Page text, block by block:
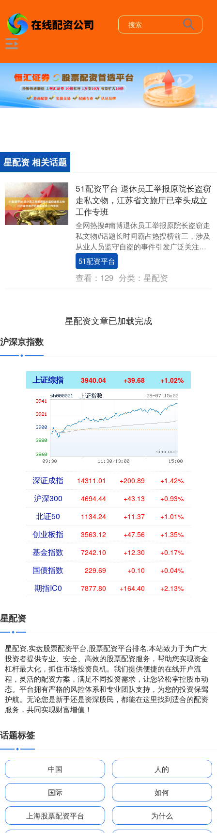
星配资 相关话题
51配资平台 退休员工举报原院长盗窃
走私文物，江苏省文旅厅已牵头成立
工作专班
全网热搜#南博退休员工举报原院长盗窃走
私文物#话题长时间霸占热搜榜前三，涉及
从业人员监守自盗的事件引发广泛关注。
近日，南京博物院（南博）退休员工郭礼
典的一则实....
51配资平台
查看： 129 分类： 星配资
星配资文章已加载完成
沪深京指数
上证综指 3940.04 +39.68 +1.02%
深证成指 14311.01 +200.89 +1.42%
沪深300 4694.44 +43.13 +0.93%
北证50 1134.24 +11.37 +1.01%
创业板指 3563.12 +47.56 +1.35%
基金指数 7242.10 +12.30 +0.17%
国债指数 229.69 +0.10 +0.04%
期指IC0 7877.80 +164.40 +2.13%
星配资
星配资,实盘股票配资平台,股票配资平台排名,本站致力于为广大
投资者提供专业、安全、高效的股票配资服务，帮助您实现资金
杠杆最大化，抓住市场投资良机。我们提供便捷的在线开户流
程，灵活的配资方案，满足不同投资需求，让您轻松掌控股市动
态。平台拥有严格的风控体系和专业团队支持，为您的投资保驾
护航。无论您是新手还是资深股民，都能在这里找到适合的配资
服务，共同实现财富增值！
话题标签
中国 人的
国际 如何
上海股票配资平台 为什么